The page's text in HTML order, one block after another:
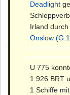
Deadlight
Irland
Onslow
U 775
1.926 BRT
1 Schiffe